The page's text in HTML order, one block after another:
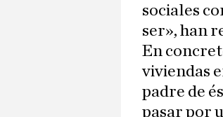
sociales
ser», han
En
viviendas
padre de
pasar por